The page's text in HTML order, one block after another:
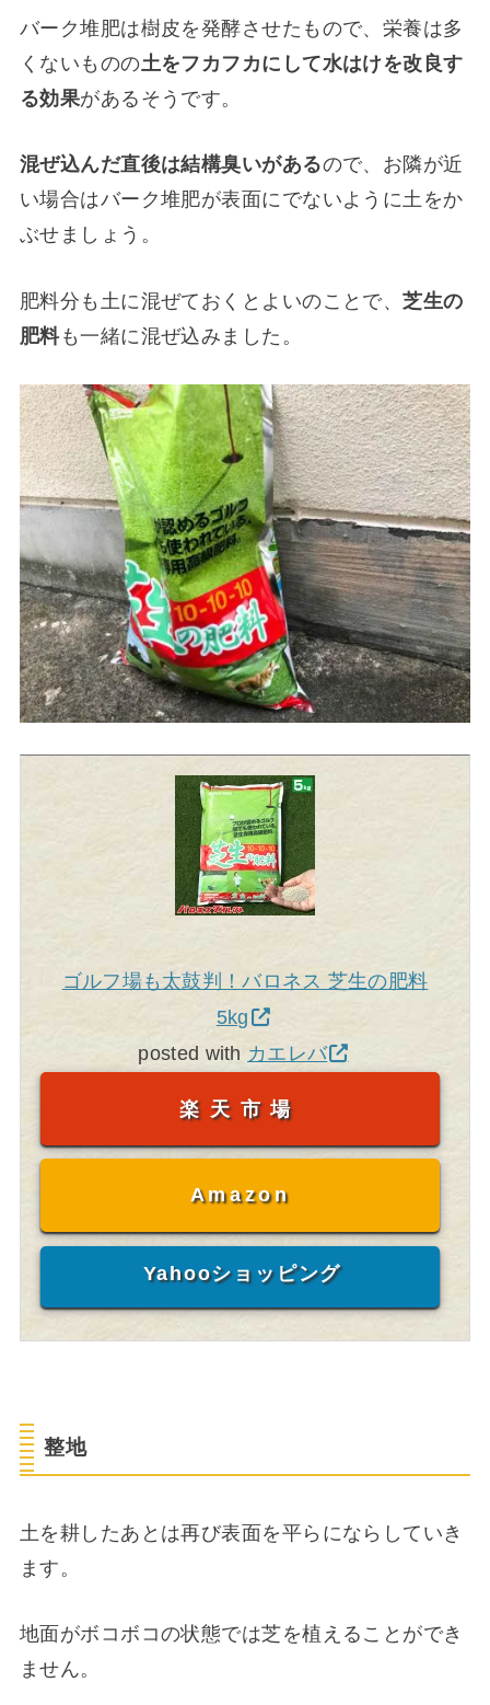
バーク堆肥は樹皮を発酵させたもので、栄養は多
くないものの土をフカフカにして水はけを改良す
る効果があるそうです。
混ぜ込んだ直後は結構臭いがあるので、お隣が近
い場合はバーク堆肥が表面にでないように土をか
ぶせましょう。
肥料分も土に混ぜておくとよいのことで、芝生の
肥料も一緒に混ぜ込みました。
ゴルフ場も太鼓判！バロネス 芝生の肥料
5kg
posted with カエレバ
楽天市場
Amazon
Yahooショッピング
整地
土を耕したあとは再び表面を平らにならしていき
ます。
地面がボコボコの状態では芝を植えることができ
ません。